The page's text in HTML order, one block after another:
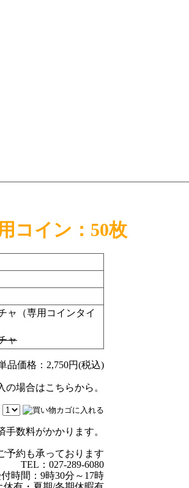
コイン：50枚
ャ（専用コインタイ
ャ
品価格： 2,750円(税込)
場合はこちらから。
手数料がかかります。
予約も承っております
TEL：027-289-6080
時間：9時30分～17時